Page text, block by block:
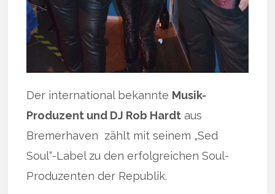
Der international bekannte Musik-
Produzent und DJ Rob Hardt aus
Bremerhaven zählt mit seinem „Sed
Soul“-Label zu den erfolgreichen Soul-
Produzenten der Republik.